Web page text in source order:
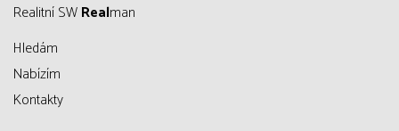
Realitní SWRealman
Hledám
Nabízím
Kontakty